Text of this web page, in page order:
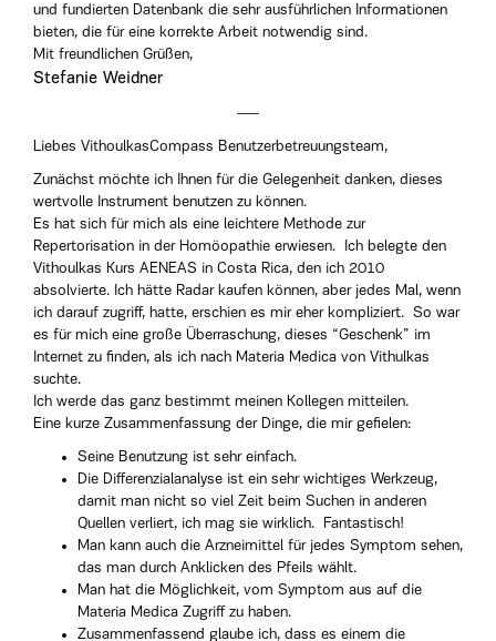
und fundierten Datenbank die sehr ausführlichen Informationen
bieten, die für eine korrekte Arbeit notwendig sind.
Mit freundlichen Grüßen,
Stefanie Weidner
Liebes VithoulkasCompass Benutzerbetreuungsteam,
Zunächst möchte ich Ihnen für die Gelegenheit danken, dieses
wertvolle Instrument benutzen zu können.
Es hat sich für mich als eine leichtere Methode zur
Repertorisation in der Homöopathie erwiesen. Ich belegte den
Vithoulkas Kurs AENEAS in Costa Rica, den ich 2010
absolvierte. Ich hätte Radar kaufen können, aber jedes Mal, wenn
ich darauf zugriff, hatte, erschien es mir eher kompliziert. So war
es für mich eine große Überraschung, dieses “Geschenk” im
Internet zu finden, als ich nach Materia Medica von Vithulkas
suchte.
Ich werde das ganz bestimmt meinen Kollegen mitteilen.
Eine kurze Zusammenfassung der Dinge, die mir gefielen:
Seine Benutzung ist sehr einfach.
Die Differenzialanalyse ist ein sehr wichtiges Werkzeug,
damit man nicht so viel Zeit beim Suchen in anderen
Quellen verliert, ich mag sie wirklich. Fantastisch!
Man kann auch die Arzneimittel für jedes Symptom sehen,
das man durch Anklicken des Pfeils wählt.
Man hat die Möglichkeit, vom Symptom aus auf die
Materia Medica Zugriff zu haben.
Zusammenfassend glaube ich, dass es einem die